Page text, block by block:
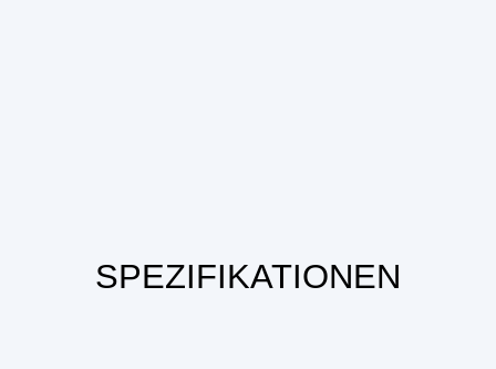
SPEZIFIKATIONEN